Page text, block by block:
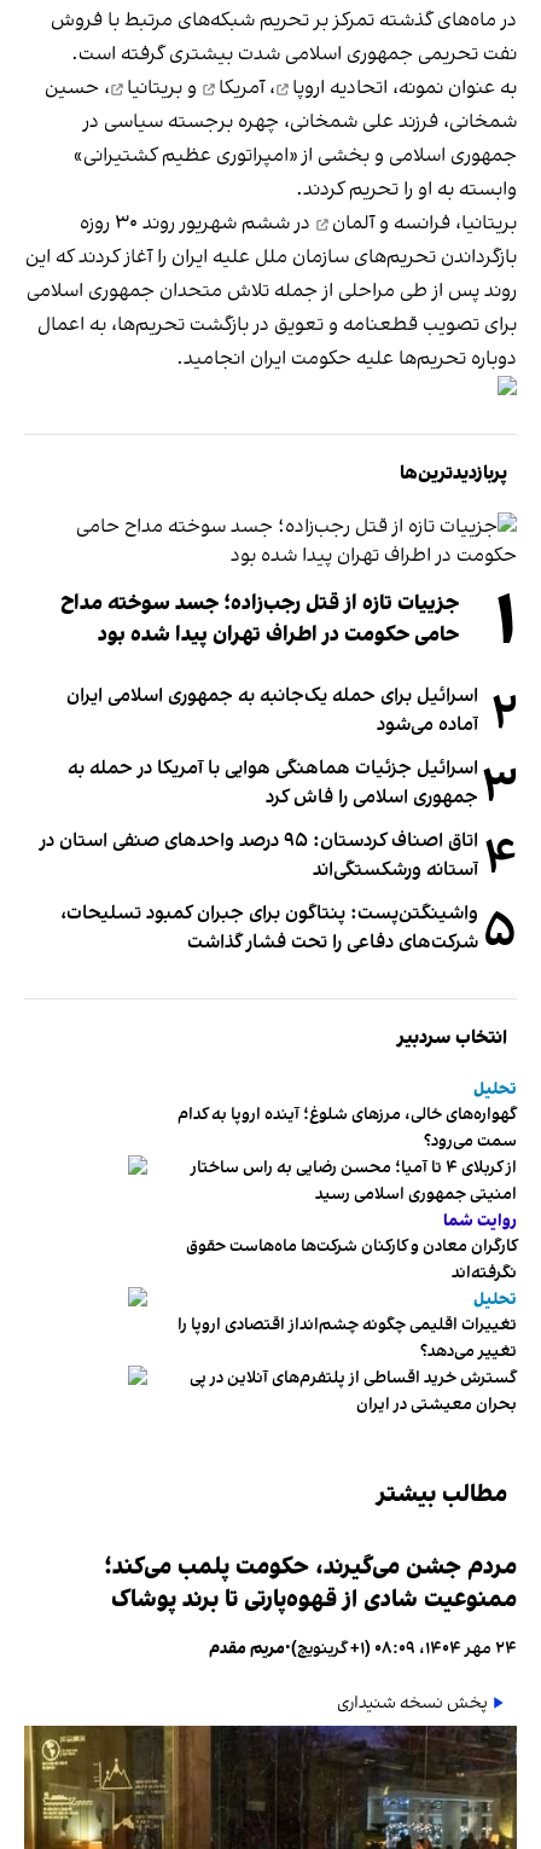
در ماه‌های گذشته تمرکز بر تحریم شبکه‌های مرتبط با فروش
نفت تحریمی جمهوری اسلامی شدت بیشتری گرفته است.
به عنوان نمونه، اتحادیه اروپا ،آمریکا و بریتانیا
، حسین
شمخانی، فرزند علی شمخانی، چهره برجسته سیاسی در
جمهوری اسلامی و بخشی از «امپراتوری عظیم کشتیرانی»
وابسته به او را تحریم کردند.
بریتانیا، فرانسه و آلمان
در ششم شهریور روند ۳۰ روزه
بازگرداندن تحریم‌های سازمان ملل علیه ایران را آغاز کردند که این
روند پس از طی مراحلی از جمله تلاش متحدان جمهوری اسلامی
برای تصویب قطعنامه و تعویق در بازگشت تحریم‌ها، به اعمال
دوباره تحریم‌ها علیه حکومت ایران انجامید.
پربازدیدترین‌ها
۱
جزییات تازه از قتل رجب‌زاده؛ جسد سوخته مداح
حامی حکومت در اطراف تهران پیدا شده بود
۲ اسرائیل برای حمله یک‌جانبه به جمهوری اسلامی ایران
آماده می‌شود
۳ اسرائیل جزئیات هماهنگی هوایی با آمریکا در حمله به
جمهوری اسلامی را فاش کرد
۴
اتاق اصناف کردستان: ۹۵ درصد واحدهای صنفی استان در
آستانه ورشکستگی‌اند
۵ واشینگتن‌پست: پنتاگون برای جبران کمبود تسلیحات،
شرکت‌های دفاعی را تحت فشار گذاشت
انتخاب سردبیر
تحلیل
گهواره‌های خالی، مرزهای شلوغ؛ آینده اروپا به کدام
سمت می‌رود؟
از کربلای ۴ تا آمیا؛ محسن رضایی به راس ساختار
امنیتی جمهوری اسلامی رسید
روایت شما
کارگران معادن و کارکنان شرکت‌ها ماه‌هاست حقوق
نگرفته‌اند
تحلیل
تغییرات اقلیمی چگونه چشم‌انداز اقتصادی اروپا را
تغییر می‌دهد؟
گسترش خرید اقساطی از پلتفرم‌های آنلاین در پی
بحران معیشتی در ایران
مطالب بیشتر
مردم جشن می‌گیرند، حکومت پلمب می‌کند؛
ممنوعیت شادی از قهوه‌پارتی تا برند پوشاک
۲۴ مهر ۱۴۰۴، ۰۸:۰۹ (‎+۱ گرینویچ) •مریم مقدم
پخش نسخه شنیداری